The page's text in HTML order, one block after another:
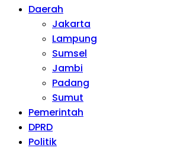
Daerah
Jakarta
Lampung
Sumsel
Jambi
Padang
Sumut
Pemerintah
DPRD
Politik